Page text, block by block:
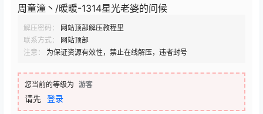
周童潼丶/暖暖-1314星光老婆的问候
解压密码：
网站顶部解压教程里
联系方式：
网站顶部
注意：
为保证资源有效性，禁止在线解压，违者封号
您当前的等级为 游客
请先 登录